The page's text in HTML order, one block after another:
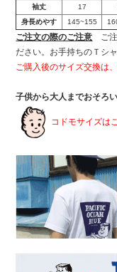
袖丈
17
身長めやす
145~155
ご注文の際のご注意 ご注
ださい。お手持ちのＴシ
ご購入後のサイズ交換は
子供から大人までおそろ
コドモサイズは